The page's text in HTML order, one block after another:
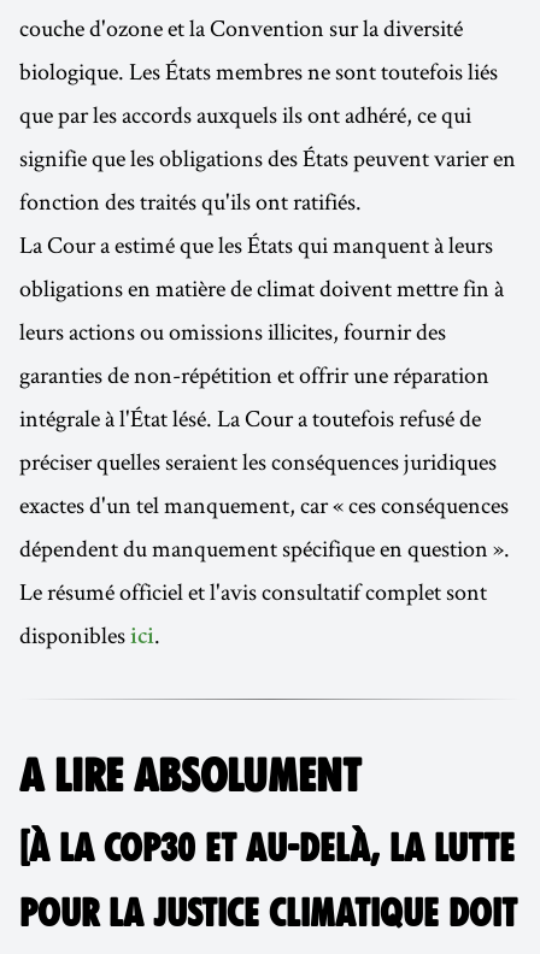
couche d'ozone et la Convention sur la diversité
biologique. Les États membres ne sont toutefois liés
que par les accords auxquels ils ont adhéré, ce qui
signifie que les obligations des États peuvent varier en
fonction des traités qu'ils ont ratifiés.
La Cour a estimé que les États qui manquent à leurs
obligations en matière de climat doivent mettre fin à
leurs actions ou omissions illicites, fournir des
garanties de non-répétition et offrir une réparation
intégrale à l'État lésé. La Cour a toutefois refusé de
préciser quelles seraient les conséquences juridiques
exactes d'un tel manquement, car « ces conséquences
dépendent du manquement spécifique en question ».
Le résumé officiel et l'avis consultatif complet sont
disponibles ici.
A LIRE ABSOLUMENT
[À LA COP30 ET AU-DELÀ, LA LUTTE
POUR LA JUSTICE CLIMATIQUE DOIT